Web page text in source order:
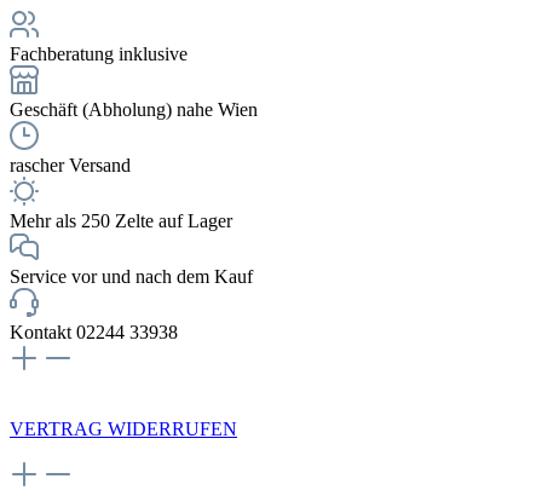
Fachberatung inklusive
Geschäft (Abholung) nahe Wien
rascher Versand
Mehr als 250 Zelte auf Lager
Service vor und nach dem Kauf
Kontakt 02244 33938
VERTRAG WIDERRUFEN